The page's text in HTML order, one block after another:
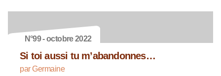
N°99 - octobre 2022
Si toi aussi tu m’abandonnes…
par Germaine